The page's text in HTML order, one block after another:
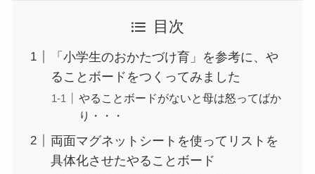
目次
「小学生のおかたづけ育」を参考に、や
ることボードをつくってみました
やることボードがないと母は怒ってばか
り・・・
両面マグネットシートを使ってリストを
具体化させたやることボード